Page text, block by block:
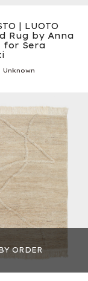
| LUOTO
Rug by Anna
for Sera
Unknown